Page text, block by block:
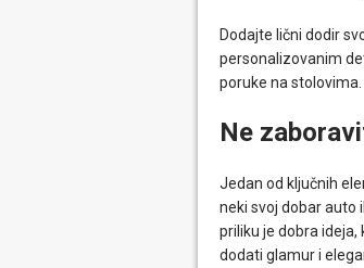
Dodajte lični dodir
personalizovanim
poruke na stolovima.
Ne
Jedan od ključnih
neki svoj dobar auto
priliku je dobra ideja,
dodati glamur i